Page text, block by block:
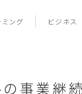
ング ビジネス
事業継